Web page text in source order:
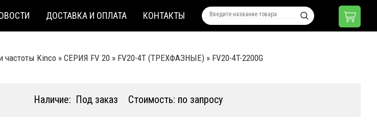
ДОСТАВКА И ОПЛАТА КОНТАКТЫ
частоты Kinco » СЕРИЯ FV 20 » FV20-4T (ТРЕХФАЗНЫЕ) » FV20-4T-2200G
Наличие: Под заказ Стоимость: по запросу